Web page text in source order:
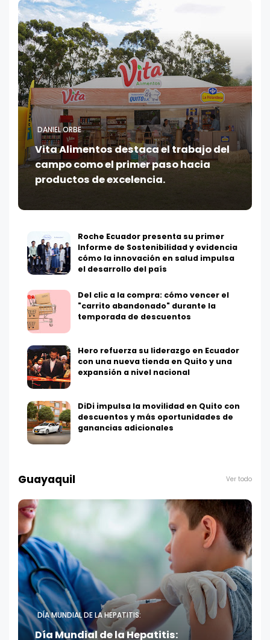
DANIEL ORBE
Vita Alimentos destaca el trabajo del
campo como el primer paso hacia
productos de excelencia.
Roche Ecuador presenta su primer
Informe de Sostenibilidad y evidencia
cómo la innovación en salud impulsa
el desarrollo del país
Del clic a la compra: cómo vencer el
"carrito abandonado" durante la
temporada de descuentos
Hero refuerza su liderazgo en Ecuador
con una nueva tienda en Quito y una
expansión a nivel nacional
DiDi impulsa la movilidad en Quito con
descuentos y más oportunidades de
ganancias adicionales
Guayaquil Ver todo
DÍA MUNDIAL DE LA HEPATITIS:
Día Mundial de la Hepatitis: